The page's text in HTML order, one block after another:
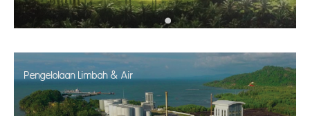
Pengelolaan Limbah & Air